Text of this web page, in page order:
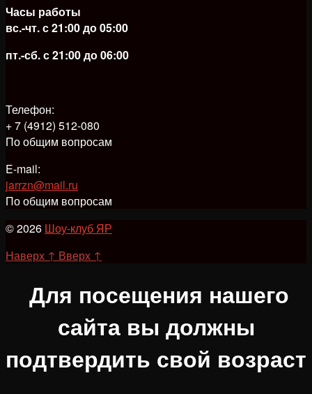
Часы работы
вс.-чт. с 21:00 до 05:00
пт.-сб. с 21:00 до 06:00
Телефон:
+ 7 (4912) 512-080
По общим вопросам
E-mail:
jarrzn@mail.ru
По общим вопросам
© 2026 Шоу-клуб ЯР
Наверх ↑ Вверх ↑
Для посещения нашего
сайта вы должны
подтвердить свой возраст